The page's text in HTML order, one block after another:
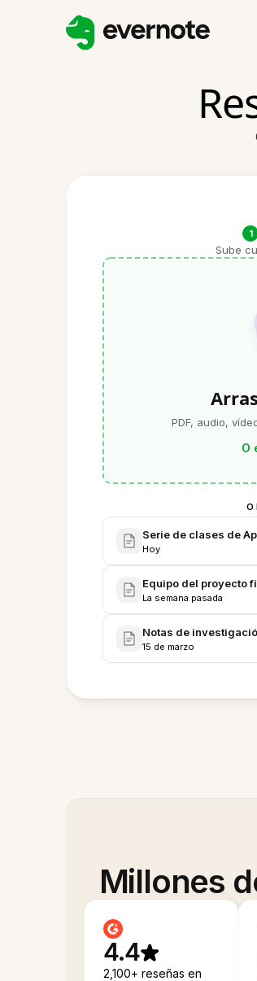
1
Sube
PDF, audio,
O
O
Serie de clases de
Hoy
Equipo del proyecto
La semana pasada
Notas de
15 de marzo
Millones
4.4
2,100+ reseñas en